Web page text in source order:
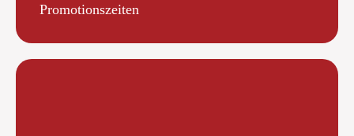
Promotionszeiten